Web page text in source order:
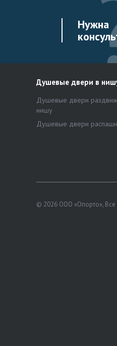
Нужна
Душевые двери в
Душевые двери
нишу
Душевые двери
© 2026 ООО «Опорто»,